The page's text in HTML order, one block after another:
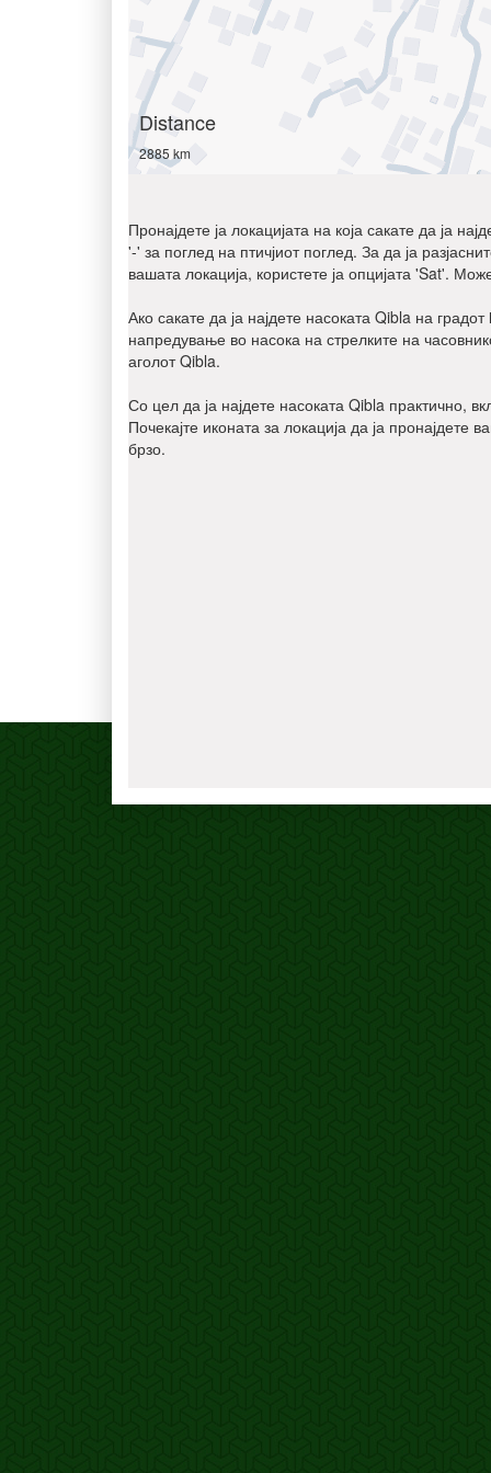
Distance
2885 km
Пронајдете ја локацијата на која сакате да ја
'-' за поглед на птичјиот поглед. За да ја
вашата локација, користете ја опцијата 'Sat'.
Ако сакате да ја најдете насоката Qibla на градот
напредување во насока на стрелките на
аголот Qibla.
Со цел да ја најдете насоката Qibla практично,
Почекајте иконата за локација да ја
брзо.